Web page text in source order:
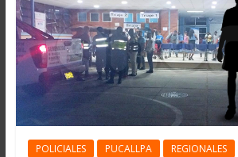
POLICIALES PUCALLPA REGIONALES